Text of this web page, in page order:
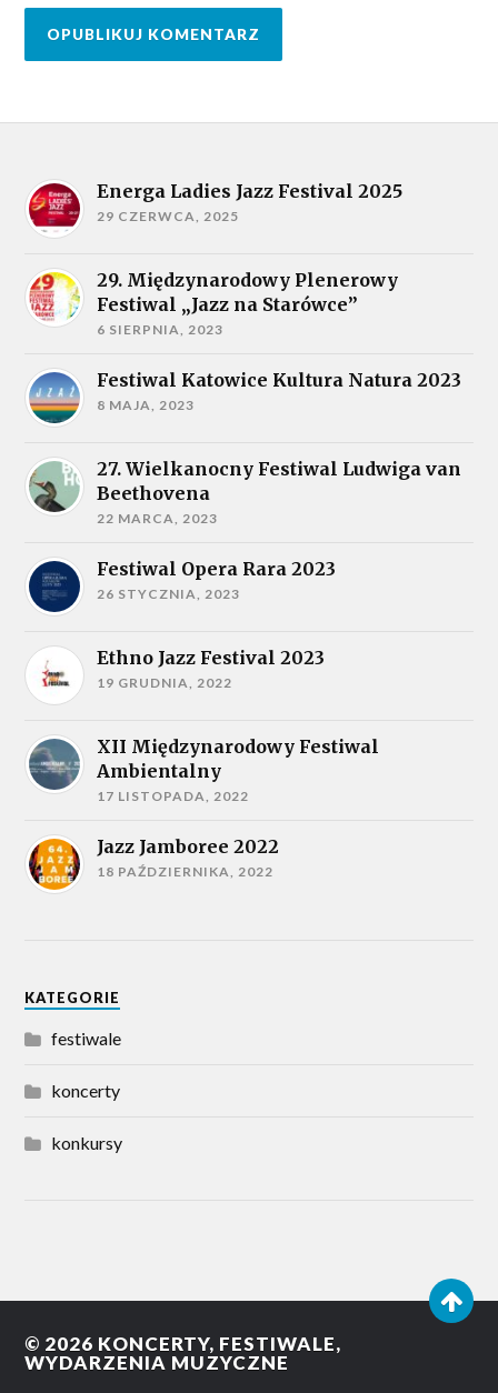
Energa Ladies Jazz Festival 2025
29 CZERWCA, 2025
29. Międzynarodowy Plenerowy
Festiwal „Jazz na Starówce”
6 SIERPNIA, 2023
Festiwal Katowice Kultura Natura 2023
8 MAJA, 2023
27. Wielkanocny Festiwal Ludwiga van
Beethovena
22 MARCA, 2023
Festiwal Opera Rara 2023
26 STYCZNIA, 2023
Ethno Jazz Festival 2023
19 GRUDNIA, 2022
XII Międzynarodowy Festiwal
Ambientalny
17 LISTOPADA, 2022
Jazz Jamboree 2022
18 PAŹDZIERNIKA, 2022
KATEGORIE
festiwale
koncerty
konkursy
© 2026 KONCERTY, FESTIWALE,
WYDARZENIA MUZYCZNE